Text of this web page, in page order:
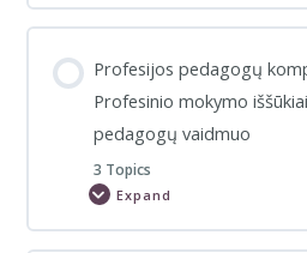
Profesijos pedagogų
Profesinio mokymo
pedagogų vaidmuo
3 Topics
Expand
Profesijos
kompetencijų
samprata.